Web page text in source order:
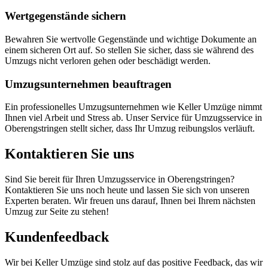
Wertgegenstände sichern
Bewahren Sie wertvolle Gegenstände und wichtige Dokumente an
einem sicheren Ort auf. So stellen Sie sicher, dass sie während des
Umzugs nicht verloren gehen oder beschädigt werden.
Umzugsunternehmen beauftragen
Ein professionelles Umzugsunternehmen wie Keller Umzüge nimmt
Ihnen viel Arbeit und Stress ab. Unser Service für Umzugsservice in
Oberengstringen stellt sicher, dass Ihr Umzug reibungslos verläuft.
Kontaktieren Sie uns
Sind Sie bereit für Ihren Umzugsservice in Oberengstringen?
Kontaktieren Sie uns noch heute und lassen Sie sich von unseren
Experten beraten. Wir freuen uns darauf, Ihnen bei Ihrem nächsten
Umzug zur Seite zu stehen!
Kundenfeedback
Wir bei Keller Umzüge sind stolz auf das positive Feedback, das wir